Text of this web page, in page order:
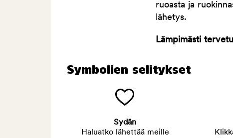
ruoasta ja
lähetys.
Lämpimästi
Symbolien selitykset
Sydän
Haluatko lähettää meille